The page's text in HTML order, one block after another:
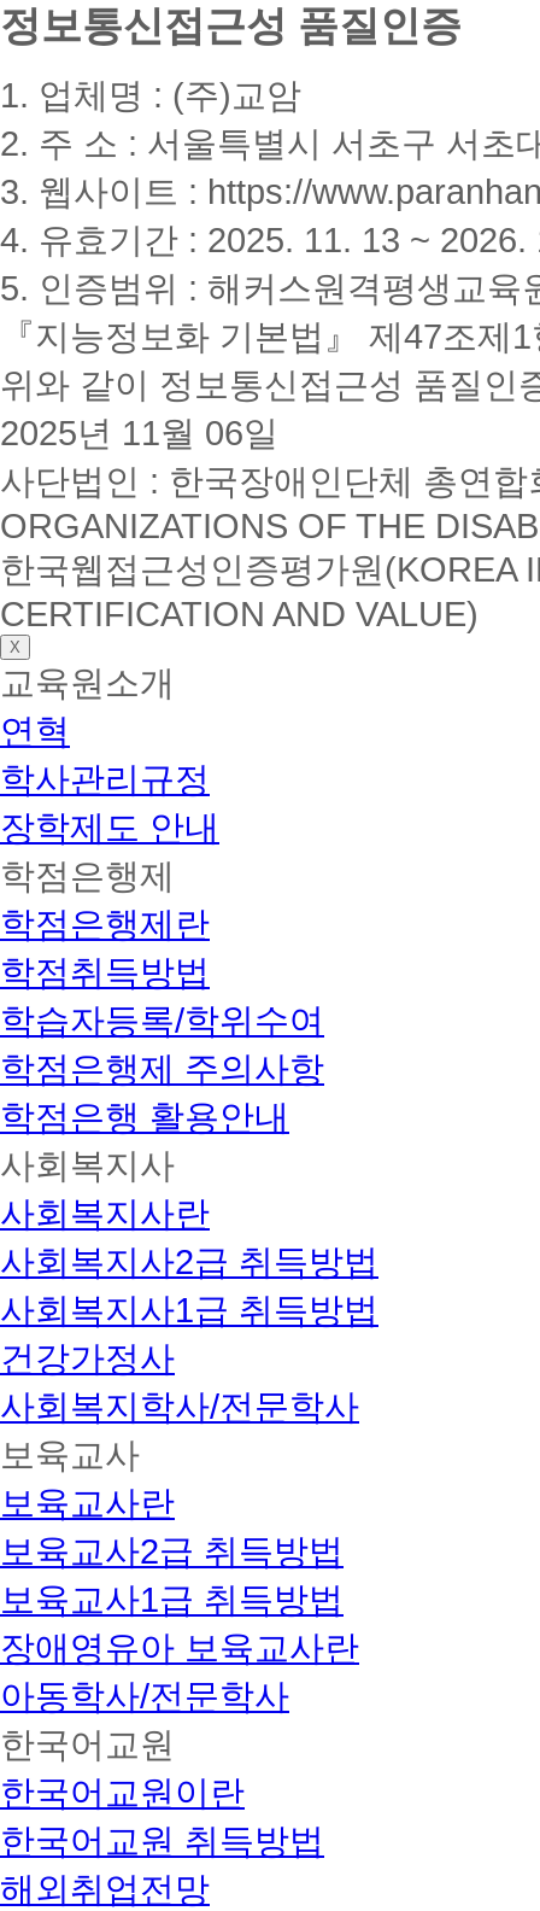
정보통신접근성 품질인증
1. 업체명 : (주)교암
2. 주 소 : 서울특별시 서초구 서초
3. 웹사이트 : https://
4. 유효기간 : 2025. 11. 13 ~ 2026.
5. 인증범위 : 해커스원격평생교육
『지능정보화 기본법』 제47조
위와 같이 정보통신접근성 품질인
2025년 11월 06일
사단법인 : 한국장애인단체 총연
ORGANIZATIONS OF THE
한국웹접근성인증평가원(KOREA
CERTIFICATION AND VALUE)
X
교육원소개
연혁
학사관리규정
장학제도 안내
학점은행제
학점은행제란
학점취득방법
학습자등록/학위수여
학점은행제 주의사항
학점은행 활용안내
사회복지사
사회복지사란
사회복지사2급 취득방법
사회복지사1급 취득방법
건강가정사
사회복지학사/전문학사
보육교사
보육교사란
보육교사2급 취득방법
보육교사1급 취득방법
장애영유아 보육교사란
아동학사/전문학사
한국어교원
한국어교원이란
한국어교원 취득방법
해외취업전망